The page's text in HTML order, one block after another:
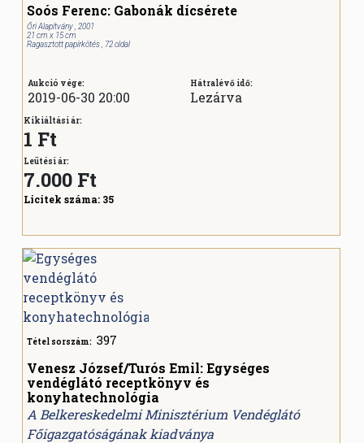
Soós Ferenc: Gabonák dícsérete
Őri Alapítvány , 2001
21 cm x 15 cm
Ragasztott papírkötés , 72 oldal
Aukció vége:
2019-06-30 20:00
Hátralévő idő:
Lezárva
Kikiáltási ár:
1 Ft
Leütési ár:
7.000 Ft
Licitek száma: 35
Tétel sorszám: 397
Venesz József/Turós Emil: Egységes
vendéglátó receptkönyv és
konyhatechnológia
A Belkereskedelmi Minisztérium Vendéglátó
Főigazgatóságának kiadványa